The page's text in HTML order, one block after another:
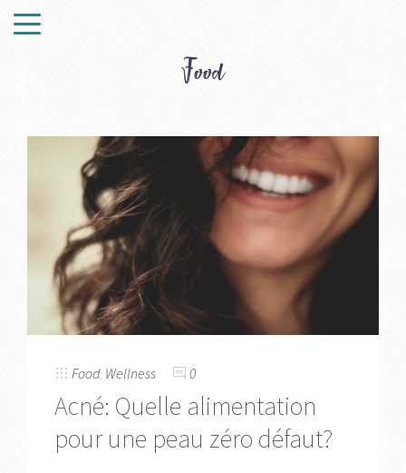
Food
Food, Wellness 0
Acné: Quelle alimentation
pour une peau zéro défaut?